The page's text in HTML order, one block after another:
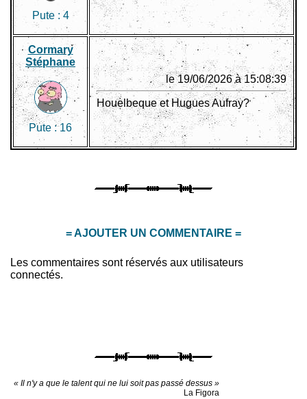
Pute : 4
Cormary
Stéphane
Pute :16
le 19/06/2026 à 15:08:39
Houelbeque et Hugues Aufray?
= AJOUTER UN COMMENTAIRE =
Les commentaires sont réservés aux utilisateurs
connectés.
« Il n'y a que le talent qui ne lui soit pas passé dessus »
La Figora